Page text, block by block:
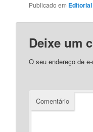
Publicado em Editorial
Deixe um
O seu endereço de
Comentário